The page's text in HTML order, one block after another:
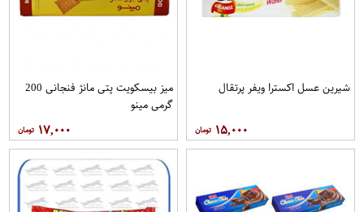
شیرین عسل اکسترا ویفر پرتقال
۱۵,۰۰۰
میز بیسکویت پتی مانژ فنجانی 200
گرمی مینو
۱۷,۰۰۰